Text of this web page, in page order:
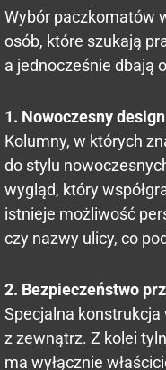
Wybór paczkomatów
osób, które szukają
a jednocześnie dbają
1. Nowoczesny design
Kolumny, w których
do stylu
wygląd, który
istnieje możliwość
czy nazwy ulicy, co
2. Bezpieczeństwo
Specjalna konstrukcja
z zewnątrz. Z kolei
ma wyłącznie